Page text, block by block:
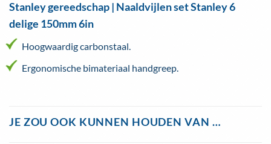
Stanley gereedschap | Naaldvijlen set Stanley 6
delige 150mm 6in
Hoogwaardig carbonstaal.
Ergonomische bimateriaal handgreep.
JE ZOU OOK KUNNEN HOUDEN VAN …